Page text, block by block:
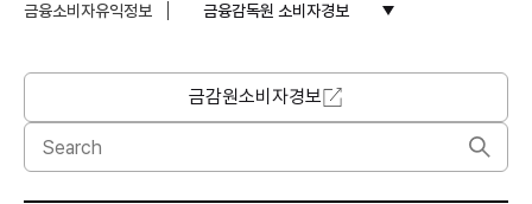
금융소비자유익정보 금융감독원 소비자경보
금감원소비자경보